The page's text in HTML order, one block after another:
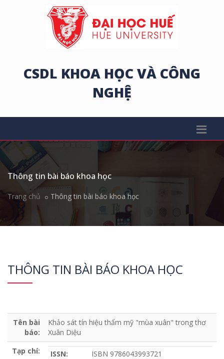
CSDL KHOA HỌC VÀ CÔNG
NGHỆ
Thông tin bài báo khoa học
Trang chủ Thông tin bài báo khoa học
THÔNG TIN BÀI BÁO KHOA HỌC
Tên bài
báo:
Khảo sát tín hiệu thẩm mỹ "mùa xuân" trong thơ
Xuân Diệu
Tạp chí:
ISSN:
ISBN 9786043993721